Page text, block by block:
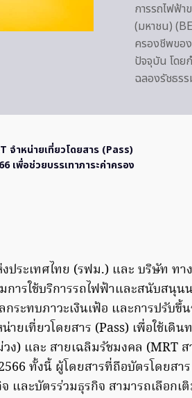
การรถไฟฟ้
(มหาชน)
ครองชีพขอ
ปัจจุบัน โดย
ฉลองรัชธร
จำหน่ายเที่ยวโดยสาร (Pass)
เพื่อช่วยบรรเทาภาระค่าครอง
ประเทศไทย (รฟม.) และ บริษัท ท
การใช้บริการรถไฟฟ้าและสนับสนุน
ระทบภาวะเงินเฟ้อ และการปรับ
ยเที่ยวโดยสาร (Pass) เพื่อใช้เดิ
ง) และ สายเฉลิมรัชมงคล (MRT ส
ทั้งนี้ ผู้โดยสารที่ถือบัตรโดยสา
และบัตรร่วมธุรกิจ สามารถเลือกเ